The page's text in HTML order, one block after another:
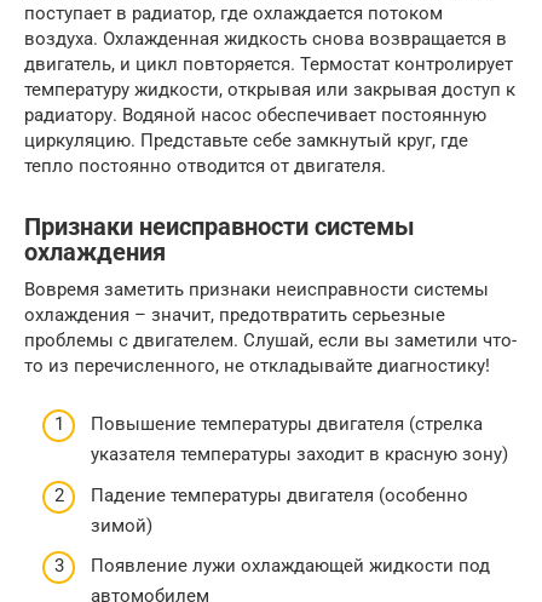
поступает в радиатор, где охлаждается потоком
воздуха. Охлажденная жидкость снова возвращается в
двигатель, и цикл повторяется. Термостат контролирует
температуру жидкости, открывая или закрывая доступ к
радиатору. Водяной насос обеспечивает постоянную
циркуляцию. Представьте себе замкнутый круг, где
тепло постоянно отводится от двигателя.
Признаки неисправности системы
охлаждения
Вовремя заметить признаки неисправности системы
охлаждения – значит, предотвратить серьезные
проблемы с двигателем. Слушай, если вы заметили что-
то из перечисленного, не откладывайте диагностику!
Повышение температуры двигателя (стрелка
указателя температуры заходит в красную зону)
Падение температуры двигателя (особенно
зимой)
Появление лужи охлаждающей жидкости под
автомобилем